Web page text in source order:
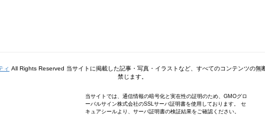
ィ All Rights Reserved 当サイトに掲載した記事・写真・イラストなど、すべてのコンテンツの無
禁じます。
当サイトでは、通信情報の暗号化と実在性の証明のため、GMOグロ
ーバルサイン株式会社のSSLサーバ証明書を使用しております。 セ
キュアシールより、サーバ証明書の検証結果をご確認ください。